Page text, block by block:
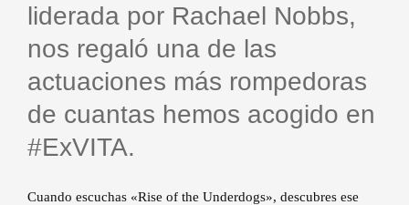
liderada por Rachael Nobbs,
nos regaló una de las
actuaciones más rompedoras
de cuantas hemos acogido en
#ExVITA.
Cuando escuchas «Rise of the Underdogs», descubres ese